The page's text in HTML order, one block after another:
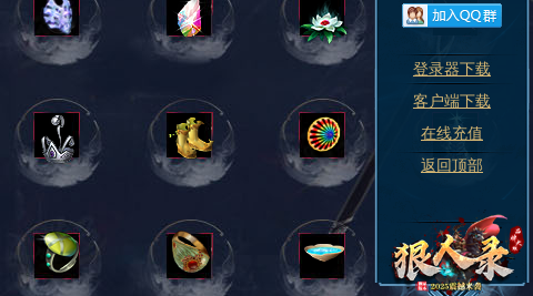
登录器下载
客户端下载
在线充值
返回顶部